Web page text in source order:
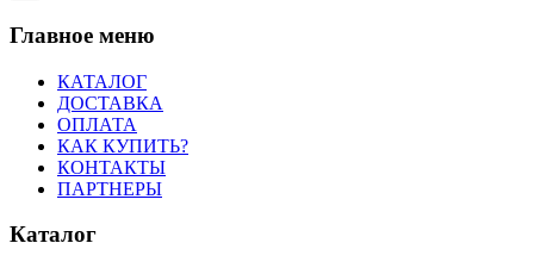
Главное меню
КАТАЛОГ
ДОСТАВКА
ОПЛАТА
КАК КУПИТЬ?
КОНТАКТЫ
ПАРТНЕРЫ
Каталог